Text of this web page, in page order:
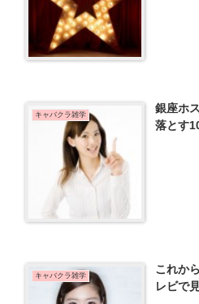
キャバクラ雑学
銀座ホ
落とす
キャバクラ雑学
これか
レビで